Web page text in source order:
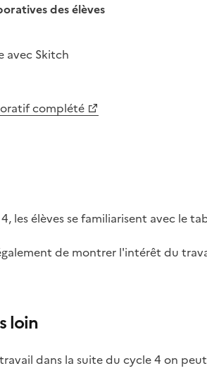
des élèves
avec Skitch
complété
les élèves se familiarisent avec le
de montrer l'intérêt du
loin
dans la suite du cycle 4 on